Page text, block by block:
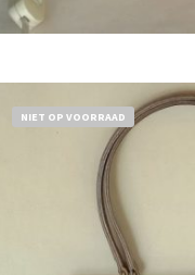
NIET OP VOORRAAD